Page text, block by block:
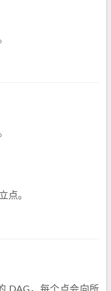
点。